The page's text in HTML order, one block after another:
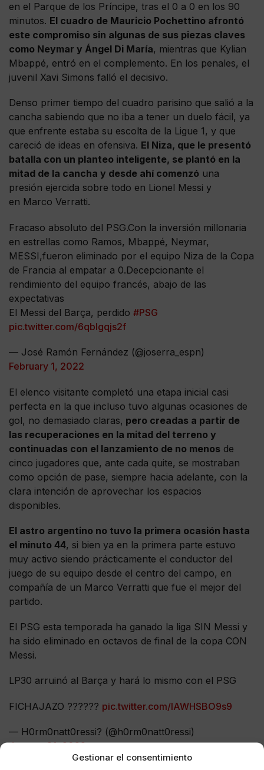
Gestionar el consentimiento
en el Parque de los Príncipe, tras el 0 a 0 en los 90
minutos. El cuadro de Mauricio Pochettino afrontó
este compromiso sin algunas de sus piezas claves
como Neymar y Ángel Di María, mientras que Kylian
Mbappé, entró en el complemento. En los penales, el
juvenil Xavi Simons falló el decisivo.
Denso primer tiempo del cuadro parisino que salió a la
cancha sabiendo que no iba a tener un duelo fácil, ya
que enfrente estaba su escolta de la Ligue 1, y que
careció de ideas en ofensiva. El Niza, que le presentó
batalla con un planteo inteligente, se plantó en la
mitad de la cancha y desde ahí comenzó una
presión ejercida sobre todo en Lionel Messi y
en Marco Verratti.
Fracaso absoluto del PSG.Con la inversión millonaria
en estrellas como Ramos, Mbappé, Neymar,
MESSI,fueron eliminado por el equipo Niza de la Copa
de Francia al empatar a 0.Decepcionante el
rendimiento del equipo francés, abajo de las
expectativas
El Messi del Barça, perdido #PSG
pic.twitter.com/6qbIgqjs2f
— José Ramón Fernández (@joserra_espn)
February 1, 2022
El elenco visitante completó una etapa inicial casi
perfecta en la que incluso tuvo algunas ocasiones de
gol, no demasiado claras, pero creadas a partir de
las recuperaciones en la mitad del terreno y
continuadas con el lanzamiento de no menos de
cinco jugadores que, ante cada quite, se mostraban
como opción de pase, siempre hacia adelante, con la
clara intención de aprovechar los espacios
disponibles.
El astro argentino no tuvo la primera ocasión hasta
el minuto 44, si bien ya en la primera parte estuvo
muy activo siendo prácticamente el conductor del
juego de su equipo desde el centro del campo, en
compañía de un Marco Verratti que fue el mejor del
partido.
El PSG esta temporada ha ganado la liga SIN Messi y
ha sido eliminado en octavos de final de la copa CON
Messi.
LP30 arruinó al Barça y hará lo mismo con el PSG
FICHAJAZO ?????? pic.twitter.com/lAWHSBO9s9
— H0rm0natt0ressi? (@h0rm0natt0ressi)
January 31, 2022